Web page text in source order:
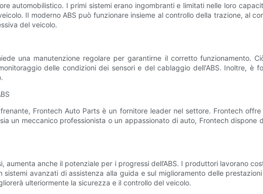
automobilistico. I primi sistemi erano ingombranti e limitati nelle loro
Il moderno ABS può funzionare insieme al controllo della trazione, al
del veicolo.
una manutenzione regolare per garantirne il corretto funzionamento.
delle condizioni dei sensori e del cablaggio dell'ABS. Inoltre, è
Frontech Auto Parts è un fornitore leader nel settore. Frontech
un meccanico professionista o un appassionato di auto, Frontech dispone
anche il potenziale per i progressi dell’ABS. I produttori lavorano
avanzati di assistenza alla guida e sul miglioramento delle
ulteriormente la sicurezza e il controllo del veicolo.